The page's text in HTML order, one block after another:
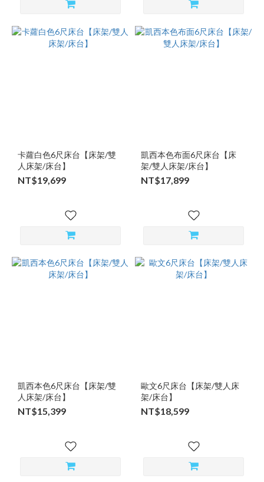
卡蘿白色6尺床台【床架/雙
人床架/床台】
NT$19,699
凱西本色布面6尺床台【床
架/雙人床架/床台】
NT$17,899
凱西本色6尺床台【床架/雙
人床架/床台】
NT$15,399
歐文6尺床台【床架/雙人床
架/床台】
NT$18,599